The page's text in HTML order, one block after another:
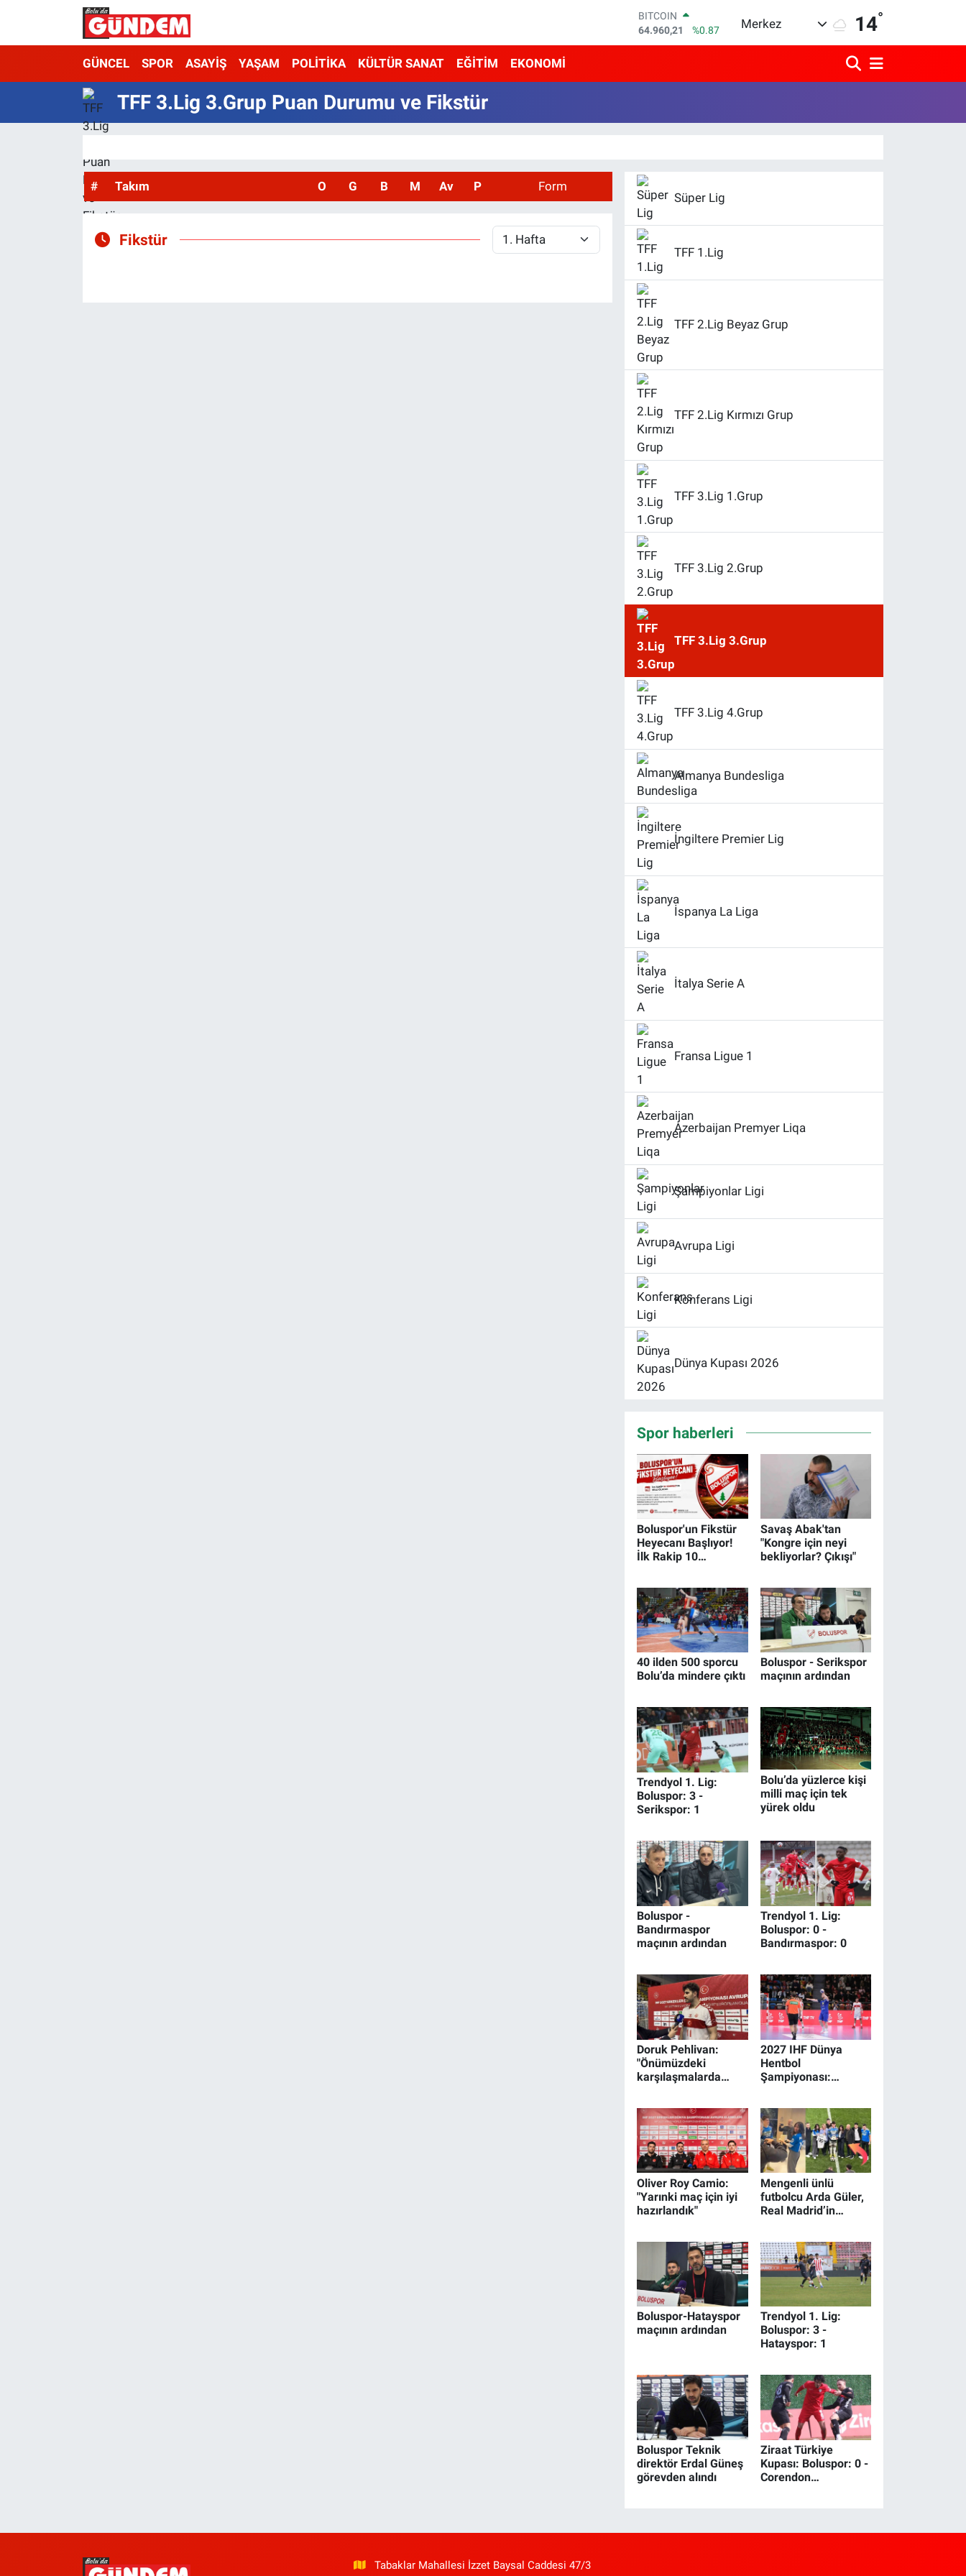
64.960,21
DOLAR
47,7436
STERLİN
6648.99
%2.59
Merkez 14°
GÜNCEL SPOR ASAYİŞ YAŞAM POLİTİKA KÜLTÜR SANAT EĞİTİM EKONOMİ
TFF 3.Lig 3.Grup Puan Durumu ve Fikstür
# Takım O G B M Av P Form
Fikstür
Süper Lig
TFF 1.Lig
TFF 2.Lig Beyaz Grup
TFF 2.Lig Kırmızı Grup
TFF 3.Lig 1.Grup
TFF 3.Lig 2.Grup
TFF 3.Lig 3.Grup
TFF 3.Lig 4.Grup
Almanya Bundesliga
İngiltere Premier Lig
İspanya La Liga
İtalya Serie A
Fransa Ligue 1
Azerbaijan Premyer Liqa
Şampiyonlar Ligi
Avrupa Ligi
Konferans Ligi
Dünya Kupası 2026
Spor haberleri
Boluspor'un Fikstür
Heyecanı Başlıyor!
İlk Rakip 10
Savaş Abak'tan
"Kongre için neyi
bekliyorlar? Çıkışı"
40 ilden 500 sporcu
Bolu’da mindere çıktı
Boluspor - Serikspor
maçının ardından
Trendyol 1. Lig:
Boluspor: 3 -
Serikspor: 1
Bolu’da yüzlerce kişi
milli maç için tek
yürek oldu
Boluspor -
Bandırmaspor
maçının ardından
Trendyol 1. Lig:
Boluspor: 0 -
Bandırmaspor: 0
Doruk Pehlivan:
"Önümüzdeki
karşılaşmalarda
2027 IHF Dünya
Hentbol
Şampiyonası:
Oliver Roy Camio:
"Yarınki maç için iyi
hazırlandık"
Mengenli ünlü
futbolcu Arda Güler,
Real Madrid’in
gününde sürpriz
kutlama yaşadı
Boluspor-Hatayspor
maçının ardından
Trendyol 1. Lig:
Boluspor: 3 -
Hatayspor: 1
Boluspor Teknik
direktör Erdal Güneş
görevden alındı
Ziraat Türkiye
Kupası: Boluspor: 0 -
Corendon
Tabaklar Mahallesi İzzet Baysal Caddesi 47/3
Merkez Nöbetçi Eczaneler
Merkez Hava Durumu
Merkez Trafik Yoğunluk Haritası
Süper Lig Puan Durumu ve Fikstür
Tüm Manşetler
Son Dakika Haberleri